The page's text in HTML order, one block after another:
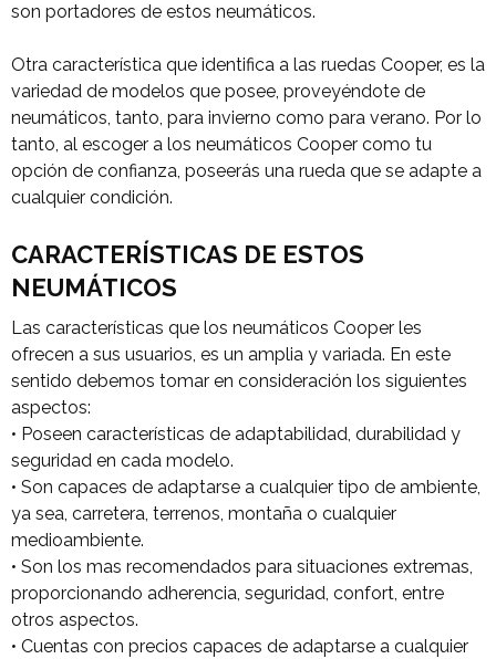
son portadores de estos neumáticos.
Otra característica que identifica a las ruedas Cooper, es la
variedad de modelos que posee, proveyéndote de
neumáticos, tanto, para invierno como para verano. Por lo
tanto, al escoger a los neumáticos Cooper como tu
opción de confianza, poseerás una rueda que se adapte a
cualquier condición.
CARACTERÍSTICAS DE ESTOS
NEUMÁTICOS
Las características que los neumáticos Cooper les
ofrecen a sus usuarios, es un amplia y variada. En este
sentido debemos tomar en consideración los siguientes
aspectos:
• Poseen características de adaptabilidad, durabilidad y
seguridad en cada modelo.
• Son capaces de adaptarse a cualquier tipo de ambiente,
ya sea, carretera, terrenos, montaña o cualquier
medioambiente.
• Son los mas recomendados para situaciones extremas,
proporcionando adherencia, seguridad, confort, entre
otros aspectos.
• Cuentas con precios capaces de adaptarse a cualquier